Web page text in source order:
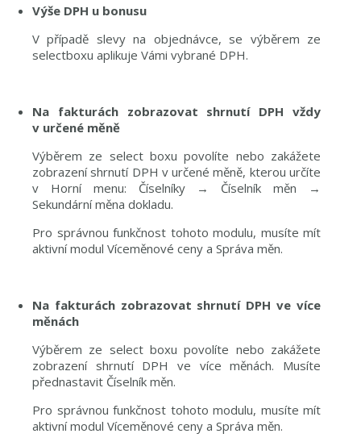
Výše DPH u bonusu
V případě slevy na objednávce, se výběrem ze
selectboxu aplikuje Vámi vybrané DPH.
Na fakturách zobrazovat shrnutí DPH vždy
v určené měně
Výběrem ze select boxu povolíte nebo zakážete
zobrazení shrnutí DPH v určené měně, kterou určíte
v Horní menu: Číselníky → Číselník měn →
Sekundární měna dokladu.
Pro správnou funkčnost tohoto modulu, musíte mít
aktivní modul Víceměnové ceny a Správa měn.
Na fakturách zobrazovat shrnutí DPH ve více
měnách
Výběrem ze select boxu povolíte nebo zakážete
zobrazení shrnutí DPH ve více měnách. Musíte
přednastavit Číselník měn.
Pro správnou funkčnost tohoto modulu, musíte mít
aktivní modul Víceměnové ceny a Správa měn.